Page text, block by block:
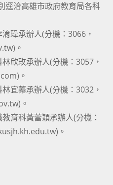
逕洽高雄市政府教育局各科
瑋承辦人(分機：3066，
。
欣玫承辦人(分機：3057，
。
宜蓁承辦人(分機：3032，
。
育科黃蕾穎承辦人(分機：
。